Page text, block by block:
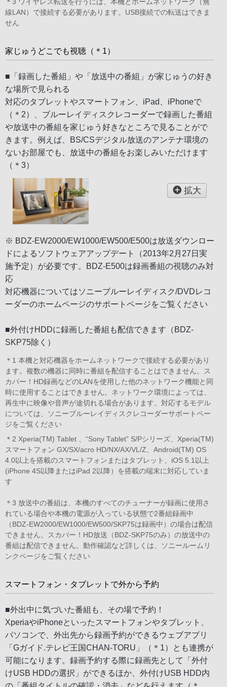
＊3 ワイヤレス転送を行うには、本機とホームネットワーク（無
線LAN）で接続する必要があります。USB接続での転送はできま
せん
家じゅうどこでも視聴（＊1）
■「録画した番組」や「放送中の番組」が家じゅうの好き
な場所で見られる
対応のタブレットやスマートフォン、iPad、iPhoneで
（＊2）、ブルーレイディスクレコーダーで録画した番組
や放送中の番組を家じゅう好きなところで見ることがで
きます。例えば、BS/CSデジタル放送のアンテナ環境の
ないお部屋でも、放送中の番組をお楽しみいただけます
（＊3）
拡大
※ BDZ-EW2000/EW1000/EW500/E500は放送ダウンロー
ドによるソフトウェアアップデート（2013年2月27日実
施予定）が必要です。BDZ-E500は録画番組の視聴のみ対
応
対応機器についてはソニーブルーレイディスク/DVDレコ
ーダーのホームページのサポートページをご覧ください
■外付けHDDに録画した番組も配信できます（BDZ-
SKP75除く）
＊1 本機と対応機器をホームネットワークで接続する必要があり
ます。複数の機器に同時に番組を配信することはできません。ス
カパー！HD録画などのLANを使用した他のネットワーク機能と同
時に使用することはできません。ネットワーク環境によっては、
再生中に映像や音声が途切れる場合があります。 対応するモデル
については、ソニーブルーレイディスクレコーダーサポートペー
ジをご覧ください
＊2 Xperia(TM) Tablet 、“Sony Tablet” S/Pシリーズ、Xperia(TM)
スマートフォン GX/SX/acro HD/NX/AX/VL/Z、Android(TM) OS
4.0以上を搭載のスマートフォンまたはタブレット、iOS 5.1以上
(iPhone 4S以降またはiPad 2以降）を搭載の端末に対応していま
す
＊3 放送中の番組は、本機のすべてのチューナーが録画に使用さ
れている場合や本機の電源が入っている状態で2番組録画中
（BDZ-EW2000/EW1000/EW500/SKP75は録画中）の場合は配信
できません。スカパー！HD放送（BDZ-SKP75のみ）の放送中の
番組は配信できません。 動作確認など詳しくは、ソニールームリ
ンクページをご覧ください
スマートフォン・タブレットで外から予約
■外出中に気づいた番組も、その場で予約！
XperiaやiPhoneといったスマートフォンやタブレット、
パソコンで、外出先から録画予約ができるウェブアプリ
「Gガイド.テレビ王国CHAN-TORU」（＊1）とも連携が
可能になります。録画予約する際に録画先として「外付
けUSB HDDの選択」ができるほか、外付けUSB HDD内